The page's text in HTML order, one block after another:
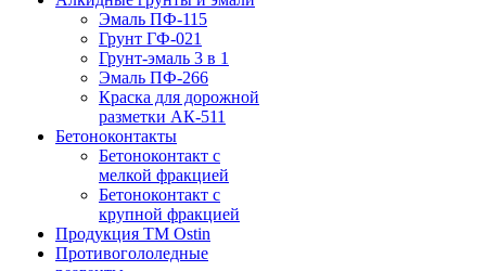
Эмаль ПФ-115
Грунт ГФ-021
Грунт-эмаль 3 в 1
Эмаль ПФ-266
Краска для дорожной
разметки АК-511
Бетоноконтакты
Бетоноконтакт с
мелкой фракцией
Бетоноконтакт с
крупной фракцией
Продукция ТМ Ostin
Противогололедные